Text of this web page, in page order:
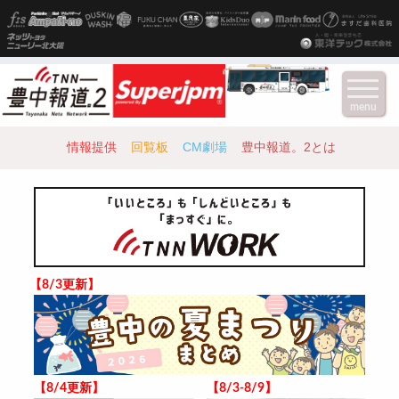
情報提供 回覧板 CM劇場 豊中報道。2とは
【8/3更新】
【8/4更新】 【8/3-8/9】
menu